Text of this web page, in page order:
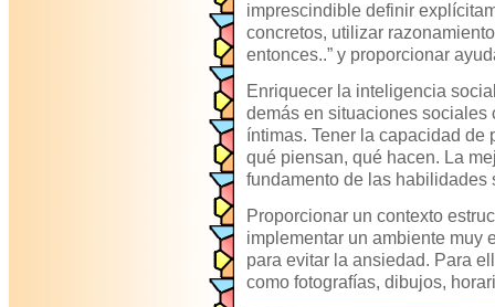
imprescindible definir
concretos, utilizar
entonces..” y proporcionar
Enriquecer la inteligencia
demás en situaciones
íntimas. Tener la capacidad de
qué piensan, qué hacen. La
fundamento de las habilidades
Proporcionar un contexto
implementar un ambiente muy
para evitar la ansiedad. Para
como fotografías, dibujos,